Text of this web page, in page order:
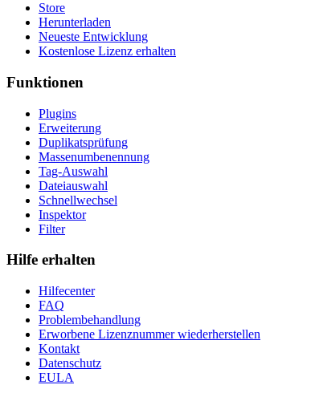
Store
Herunterladen
Neueste Entwicklung
Kostenlose Lizenz erhalten
Funktionen
Plugins
Erweiterung
Duplikatsprüfung
Massenumbenennung
Tag-Auswahl
Dateiauswahl
Schnellwechsel
Inspektor
Filter
Hilfe erhalten
Hilfecenter
FAQ
Problembehandlung
Erworbene Lizenznummer wiederherstellen
Kontakt
Datenschutz
EULA